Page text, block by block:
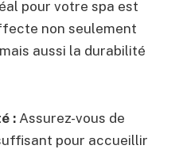
pour votre spa est
non seulement
aussi la durabilité
: Assurez-vous de
pour accueillir